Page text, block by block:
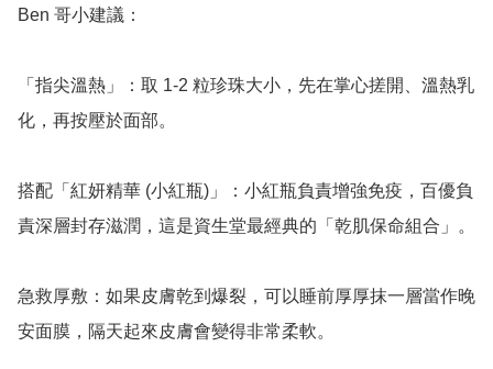
Ben 哥小建議：
「指尖溫熱」：取 1-2 粒珍珠大小，先在掌心搓開、溫熱乳
化，再按壓於面部。
搭配「紅妍精華 (小紅瓶)」：小紅瓶負責增強免疫，百優負
責深層封存滋潤，這是資生堂最經典的「乾肌保命組合」。
急救厚敷：如果皮膚乾到爆裂，可以睡前厚厚抹一層當作晚
安面膜，隔天起來皮膚會變得非常柔軟。